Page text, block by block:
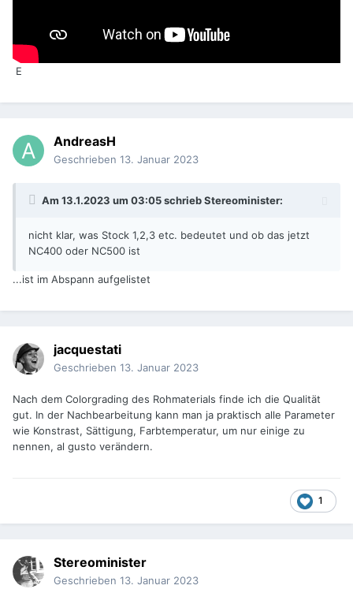
E
AndreasH
Geschrieben 13. Januar 2023
Am 13.1.2023 um 03:05 schriebStereominister:
nicht klar, was Stock 1,2,3 etc. bedeutet und ob das jetzt
NC400 oder NC500 ist
...ist im Abspann aufgelistet
jacquestati
Geschrieben 13. Januar 2023
Nach dem Colorgrading des Rohmaterials finde ich die Qualität
gut. In der Nachbearbeitung kann man ja praktisch alle Parameter
wie Konstrast, Sättigung, Farbtemperatur, um nur einige zu
nennen, al gusto verändern.
1
Stereominister
Geschrieben 13. Januar 2023